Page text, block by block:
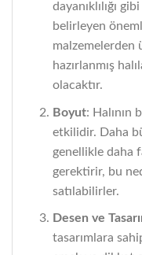
dayanıklılığı
belirleyen
malzemelerden
hazırlanmış
olacaktır.
Boyut: Halının
etkilidir. Daha
genellikle daha
gerektirir, bu
satılabilirler.
Desen ve
tasarımlara